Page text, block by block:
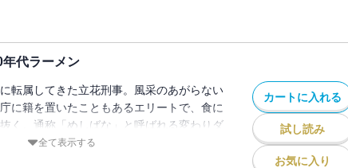
代ラーメン
転属してきた立花刑事。風采のあがらない
に籍を置いたこともあるエリートで、食に
く。通称「めしばな」と呼ばれる変わりダ
得意の知識と情報を生かして事件の真相に
全て表示する
カートに入れる
試し読み
お気に入り